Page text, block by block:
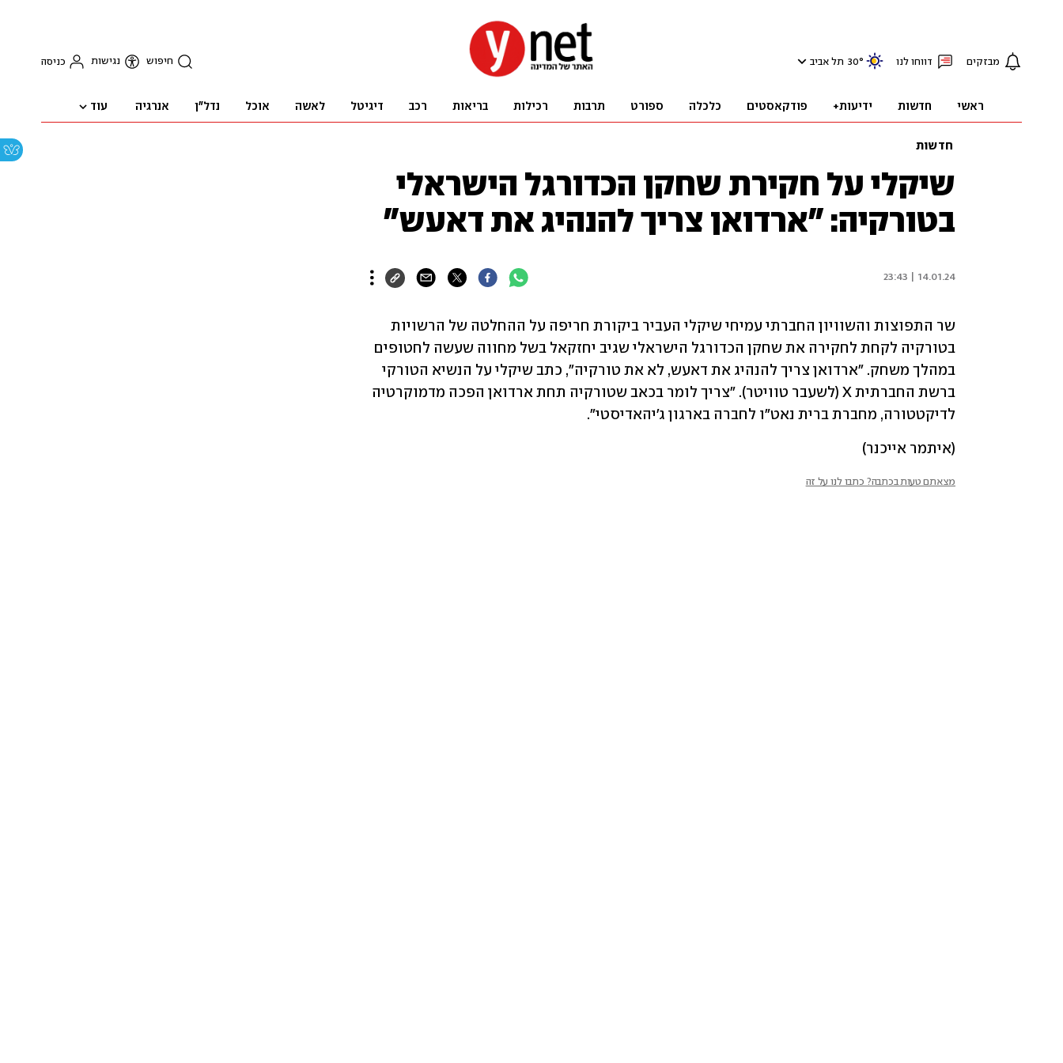
מבזקים דווחו לנו 30° תל אביב חיפוש נגישות כניסה
ראשי חדשות ידיעות+ פודקאסטים כלכלה ספורט תרבות רכילות בריאות רכב דיגיטל לאשה אוכל נדל"ן אנרגיה עוד
חדשות
שיקלי על חקירת שחקן הכדורגל הישראלי
בטורקיה: "ארדואן צריך להנהיג את דאעש"
14.01.24 | 23:43
לדיקטטורה, מחברת ברית נאט"ו לחברה בארגון ג'יהאדיסטי".
(איתמר אייכנר)
מצאתם טעות בכתבה? כתבו לנו על זה